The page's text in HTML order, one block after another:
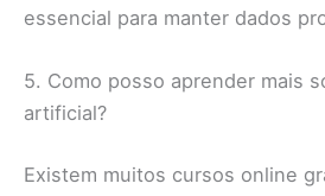
essencial para manter dados
5. Como posso aprender mais
artificial?
Existem muitos cursos online